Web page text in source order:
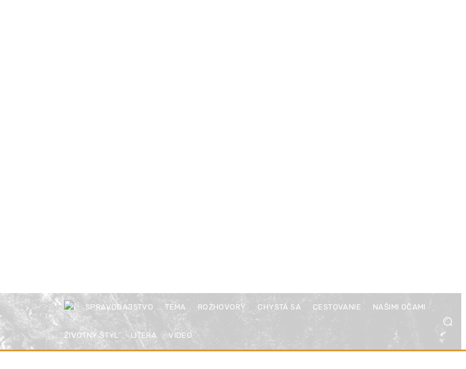
SPRAVODAJSTVO TÉMA ROZHOVORY CHYSTÁ SA CESTOVANIE NAŠIMI OČAMI
ŽIVOTNÝ ŠTÝL LITERA VIDEO